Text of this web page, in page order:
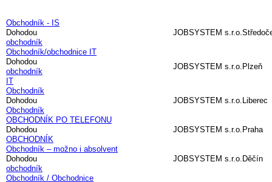
Obchodník - IS
Dohodou
obchodník
JOBSYSTEM s.r.o.
Obchodník/obchodnice IT
Dohodou
obchodník
IT
JOBSYSTEM s.r.o. Plzeň
Obchodník
Dohodou
Obchodník
JOBSYSTEM s.r.o. Liberec
OBCHODNÍK PO TELEFONU
Dohodou
OBCHODNÍK
JOBSYSTEM s.r.o. Praha
Obchodník – možno i absolvent
Dohodou
obchodník
JOBSYSTEM s.r.o. Děčín
Obchodník / Obchodnice